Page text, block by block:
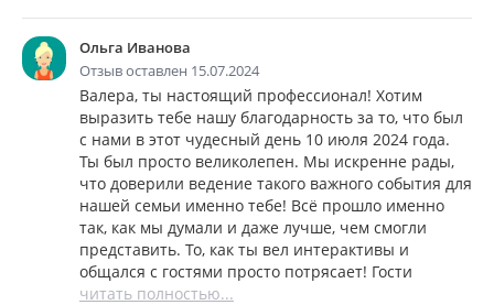
Ольга Иванова
Отзыв оставлен 15.07.2024
Валера, ты настоящий профессионал! Хотим
выразить тебе нашу благодарность за то, что был
с нами в этот чудесный день 10 июля 2024 года.
Ты был просто великолепен. Мы искренне рады,
что доверили ведение такого важного события для
нашей семьи именно тебе! Всё прошло именно
так, как мы думали и даже лучше, чем смогли
представить. То, как ты вел интерактивы и
общался с гостями просто потрясает! Гости
читать полностью...